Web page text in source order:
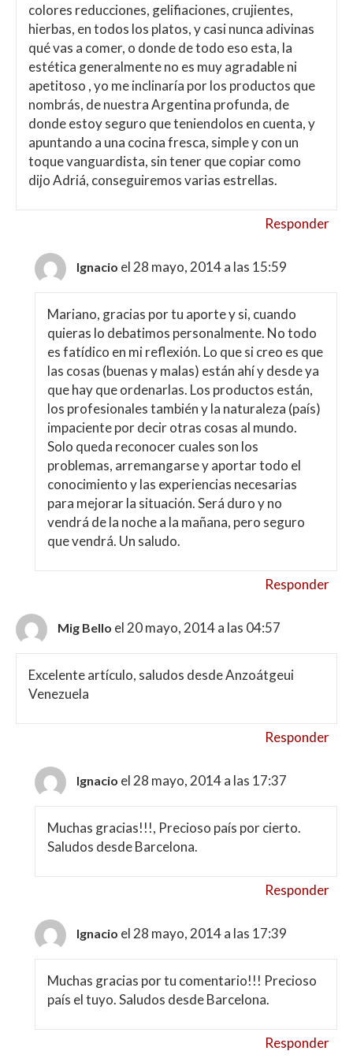
colores reducciones, gelifiaciones, crujientes,
hierbas, en todos los platos, y casi nunca adivinas
qué vas a comer, o donde de todo eso esta, la
estética generalmente no es muy agradable ni
apetitoso , yo me inclinaría por los productos que
nombrás, de nuestra Argentina profunda, de
donde estoy seguro que teniendolos en cuenta, y
apuntando a una cocina fresca, simple y con un
toque vanguardista, sin tener que copiar como
dijo Adriá, conseguiremos varias estrellas.
Responder
Ignacio el 28 mayo, 2014 a las 15:59
Mariano, gracias por tu aporte y si, cuando
quieras lo debatimos personalmente. No todo
es fatídico en mi reflexión. Lo que si creo es que
las cosas (buenas y malas) están ahí y desde ya
que hay que ordenarlas. Los productos están,
los profesionales también y la naturaleza (país)
impaciente por decir otras cosas al mundo.
Solo queda reconocer cuales son los
problemas, arremangarse y aportar todo el
conocimiento y las experiencias necesarias
para mejorar la situación. Será duro y no
vendrá de la noche a la mañana, pero seguro
que vendrá. Un saludo.
Responder
Mig Bello el 20 mayo, 2014 a las 04:57
Excelente artículo, saludos desde Anzoátgeui
Venezuela
Responder
Ignacio el 28 mayo, 2014 a las 17:37
Muchas gracias!!!, Precioso país por cierto.
Saludos desde Barcelona.
Responder
Ignacio el 28 mayo, 2014 a las 17:39
Muchas gracias por tu comentario!!! Precioso
país el tuyo. Saludos desde Barcelona.
Responder